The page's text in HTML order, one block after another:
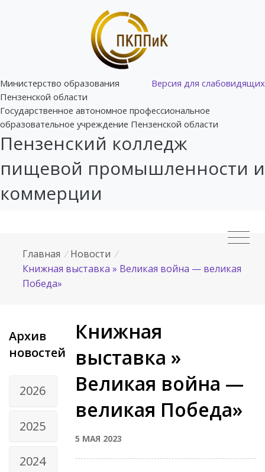
Версия для слабовидящих
Министерство образования
Пензенской области
Государственное автономное профессиональное
образовательное учреждение Пензенской области
Пензенский колледж
пищевой промышленности и
коммерции
Главная / Новости /
Книжная выставка » Великая война — великая
Победа»
Архив
новостей
2026
2025
2024
Книжная
выставка »
Великая война —
великая Победа»
5 МАЯ 2023